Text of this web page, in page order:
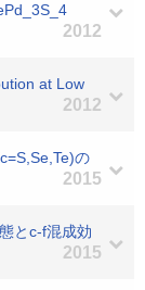
2012
at Low
2012
の
2015
とc-f混成効
2015